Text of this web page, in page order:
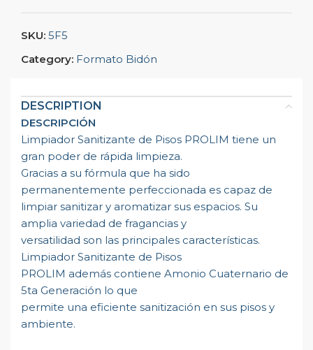
SKU: 5F5
Category: Formato Bidón
DESCRIPTION
DESCRIPCIÓN
Limpiador Sanitizante de Pisos PROLIM tiene un
gran poder de rápida limpieza.
Gracias a su fórmula que ha sido
permanentemente perfeccionada es capaz de
limpiar sanitizar y aromatizar sus espacios. Su
amplia variedad de fragancias y
versatilidad son las principales características.
Limpiador Sanitizante de Pisos
PROLIM además contiene Amonio Cuaternario de
5ta Generación lo que
permite una eficiente sanitización en sus pisos y
ambiente.